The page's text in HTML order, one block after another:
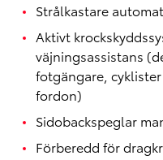
Strålkastare
Aktivt
väjningsassistans
fotgängare,
fordon)
Sidobackspeglar
Förberedd för